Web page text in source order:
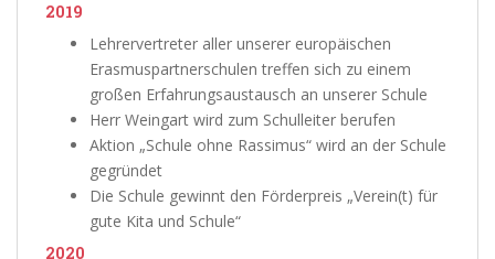
2019
Lehrervertreter aller unserer europäischen
Erasmuspartnerschulen treffen sich zu einem
großen Erfahrungsaustausch an unserer Schule
Herr Weingart wird zum Schulleiter berufen
Aktion „Schule ohne Rassimus“ wird an der Schule
gegründet
Die Schule gewinnt den Förderpreis „Verein(t) für
gute Kita und Schule“
2020